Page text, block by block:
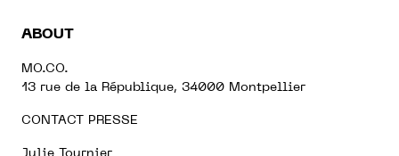
ABOUT
MO.CO.
13 rue de la République, 34000 Montpellier
CONTACT PRESSE